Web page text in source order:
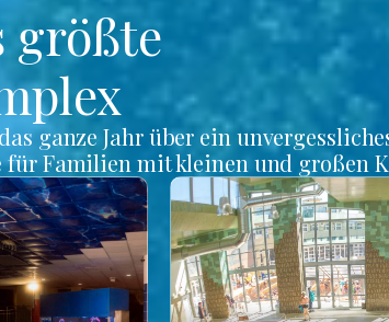
größte
ganze Jahr über ein
für Familien mit kleinen und großen